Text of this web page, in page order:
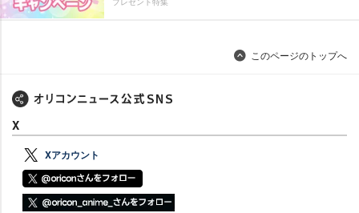
このページのトップへ
X
Xアカウント